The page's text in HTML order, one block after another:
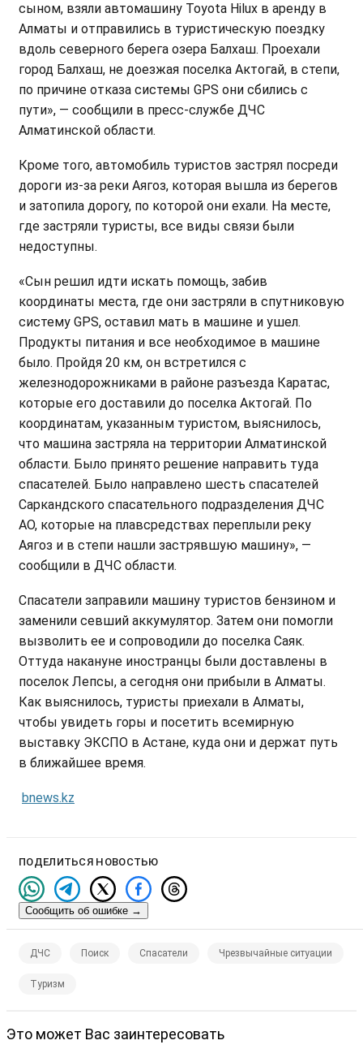
сыном, взяли автомашину Toyota Hilux в аренду в
Алматы и отправились в туристическую поездку
вдоль северного берега озера Балхаш. Проехали
город Балхаш, не доезжая поселка Актогай, в степи,
по причине отказа системы GPS они сбились с
пути», — сообщили в пресс-службе ДЧС
Алматинской области.
Кроме того, автомобиль туристов застрял посреди
дороги из-за реки Аягоз, которая вышла из берегов
и затопила дорогу, по которой они ехали. На месте,
где застряли туристы, все виды связи были
недоступны.
«Сын решил идти искать помощь, забив
координаты места, где они застряли в спутниковую
систему GPS, оставил мать в машине и ушел.
Продукты питания и все необходимое в машине
было. Пройдя 20 км, он встретился с
железнодорожниками в районе разъезда Каратас,
которые его доставили до поселка Актогай. По
координатам, указанным туристом, выяснилось,
что машина застряла на территории Алматинской
области. Было принято решение направить туда
спасателей. Было направлено шесть спасателей
Саркандского спасательного подразделения ДЧС
АО, которые на плавсредствах переплыли реку
Аягоз и в степи нашли застрявшую машину», —
сообщили в ДЧС области.
Спасатели заправили машину туристов бензином и
заменили севший аккумулятор. Затем они помогли
вызволить ее и сопроводили до поселка Саяк.
Оттуда накануне иностранцы были доставлены в
поселок Лепсы, а сегодня они прибыли в Алматы.
Как выяснилось, туристы приехали в Алматы,
чтобы увидеть горы и посетить всемирную
выставку ЭКСПО в Астане, куда они и держат путь
в ближайшее время.
bnews.kz
ПОДЕЛИТЬСЯ НОВОСТЬЮ
Сообщить об ошибке →
ДЧС Поиск Спасатели Чрезвычайные ситуации
Туризм
Это может Вас заинтересовать